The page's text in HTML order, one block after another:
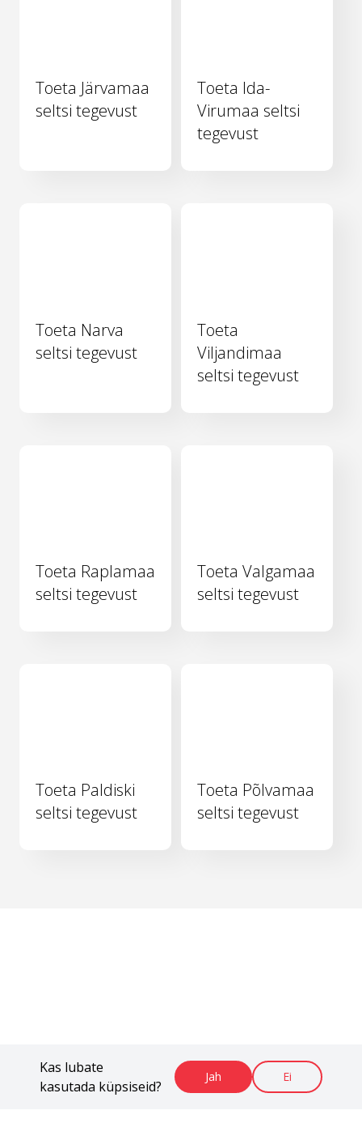
Kas lubate
kasutada küpsiseid?
Jah Ei
Toeta Järvamaa
seltsi tegevust
Toeta Ida-
Virumaa seltsi
tegevust
Toeta Narva
seltsi tegevust
Toeta
Viljandimaa
seltsi tegevust
Toeta Raplamaa
seltsi tegevust
Toeta Valgamaa
seltsi tegevust
Toeta Paldiski
seltsi tegevust
Toeta Põlvamaa
seltsi tegevust